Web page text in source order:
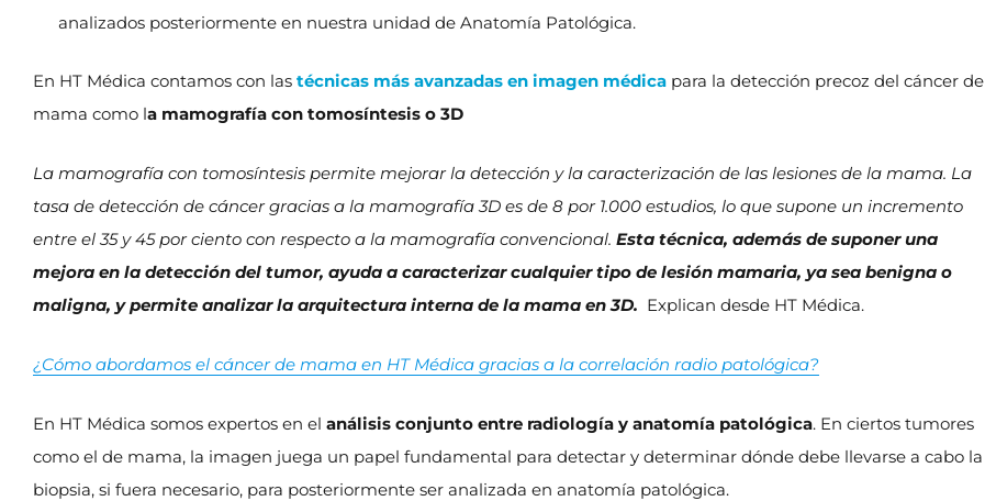
analizados posteriormente en nuestra unidad de Anatomía Patológica.
En HT Médica contamos con las técnicas más avanzadas en imagen médica para la detección precoz del cáncer de
mama como la mamografía con tomosíntesis o 3D
La mamografía con tomosíntesis permite mejorar la detección y la caracterización de las lesiones de la mama. La
tasa de detección de cáncer gracias a la mamografía 3D es de 8 por 1.000 estudios, lo que supone un incremento
entre el 35 y 45 por ciento con respecto a la mamografía convencional. Esta técnica, además de suponer una
mejora en la detección del tumor, ayuda a caracterizar cualquier tipo de lesión mamaria, ya sea benigna o
maligna, y permite analizar la arquitectura interna de la mama en 3D. Explican desde HT Médica.
¿Cómo abordamos el cáncer de mama en HT Médica gracias a la correlación radio patológica?
En HT Médica somos expertos en el análisis conjunto entre radiología y anatomía patológica. En ciertos tumores
como el de mama, la imagen juega un papel fundamental para detectar y determinar dónde debe llevarse a cabo la
biopsia, si fuera necesario, para posteriormente ser analizada en anatomía patológica.